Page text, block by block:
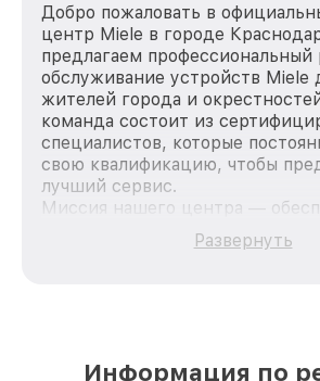
Добро пожаловать в
центр Miele в городе
предлагаем профессиональный
обслуживание устройств Miele
жителей города и
команда состоит из
специалистов, которые
свою квалификацию, чтобы
лучший сервис.
Миссия нашего центра —
качественный и доступный
каждого пользователя
Развернуть
Информация по